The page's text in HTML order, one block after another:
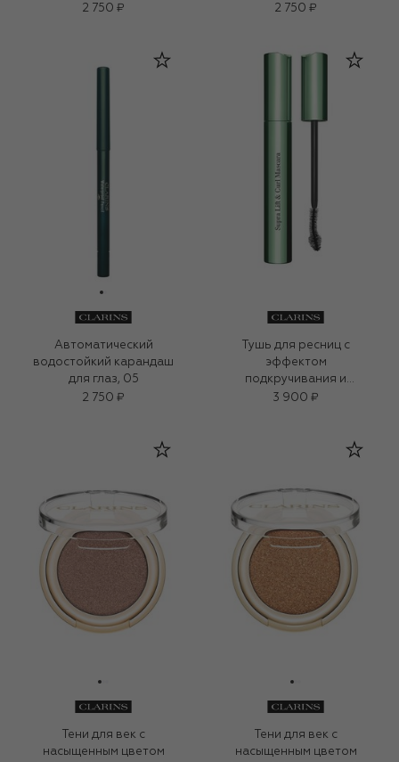
2 750 ₽
2 750 ₽
Автоматический
водостойкий карандаш
для глаз, 05
2 750 ₽
Тушь для ресниц с
эффектом
подкручивания и
объема Supra Lift & Curl
3 900 ₽
Тени для век с
насыщенным цветом
Тени для век с
насыщенным цветом